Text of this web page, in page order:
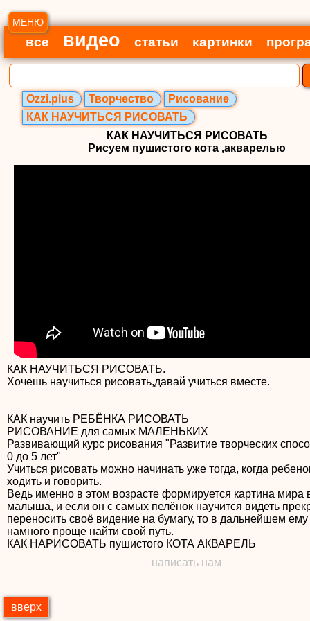
МЕНЮ
все видео статьи картинки
Ozzi.plus Творчество
Рисование
КАК НАУЧИТЬСЯ РИСОВАТЬ
КАК НАУЧИТЬСЯ РИСОВАТЬ
Рисуем пушистого кота ,акварелью
КАК НАУЧИТЬСЯ РИСОВАТЬ.
Хочешь научиться рисовать,давай учиться вместе.
КАК научить РЕБЁНКА РИСОВАТЬ
РИСОВАНИЕ для самых МАЛЕНЬКИХ
Развивающий курс рисования "Развитие творческих
0 до 5 лет"
Учиться рисовать можно начинать уже тогда, когда
ходить и говорить.
Ведь именно в этом возрасте формируется картина мира
малыша, и если он с самых пелёнок научится видеть
переносить своё видение на бумагу, то в дальнейшем ему
намного проще найти свой путь.
написать нам
вверх